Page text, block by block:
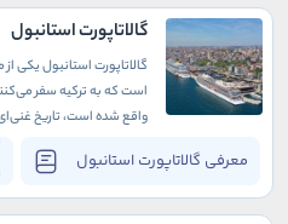
گالاتاپورت استانبول
معرفی گالاتاپورت استانبول
گالاتاپورت استانبول یکی
است که به ترکیه سفر
واقع شده است، تاریخ